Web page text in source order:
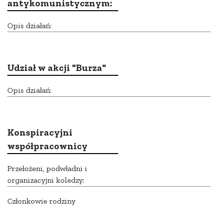
antykomunistycznym:
Opis działań:
Udział w akcji "Burza"
Opis działań:
Konspiracyjni
współpracownicy
Przełożeni, podwładni i
organizacyjni koledzy:
Członkowie rodziny